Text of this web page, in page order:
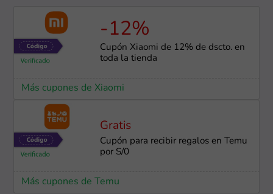
-12%
Cupón Xiaomi de 12% de dscto. en
toda la tienda
Más cupones de Xiaomi
Gratis
Cupón para recibir regalos en Temu
por S/0
Más cupones de Temu